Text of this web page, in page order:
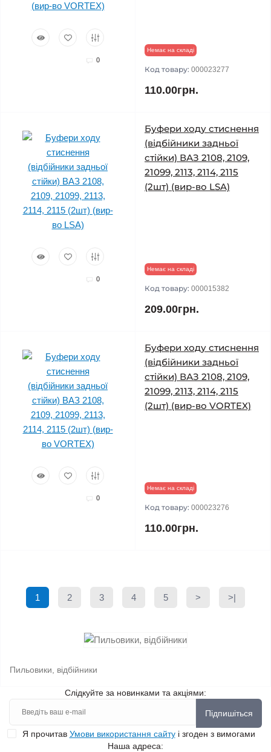
0
Немає на складі
Код товару: 000023277
110.00грн.
0
Буфери ходу стиснення
(відбійники задньої
стійки) ВАЗ 2108, 2109,
21099, 2113, 2114, 2115
(2шт) (вир-во LSA)
Немає на складі
Код товару: 000015382
209.00грн.
0
Буфери ходу стиснення
(відбійники задньої
стійки) ВАЗ 2108, 2109,
21099, 2113, 2114, 2115
(2шт) (вир-во VORTEX)
Немає на складі
Код товару: 000023276
110.00грн.
1 2 3 4 5 > >|
Пильовики, відбійники
Слідкуйте за новинками та акціями:
Підпишіться
Я прочитав Умови використання сайтуі згоден з вимогами
Наша адреса: